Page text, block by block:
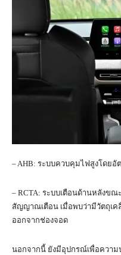
– AHB: ระบบควบคุมไฟสูงโดย
– RCTA: ระบบเตือนด้านหลังข
สัญญาณเตือน เมื่อพบว่ามีวัตถุเ
ออกจากช่องจอด
นอกจากนี้ ยังมีอุปกรณ์เพื่อความ